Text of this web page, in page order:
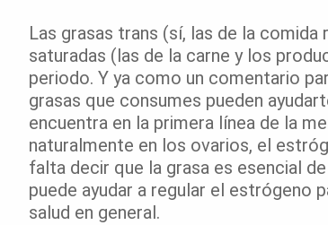
Las grasas trans (sí, las de la
saturadas (las de la carne y los
periodo. Y ya como un comentario
grasas que consumes pueden
encuentra en la primera línea de la
naturalmente en los ovarios, el
falta decir que la grasa es esencial
puede ayudar a regular el estrógeno
salud en general.